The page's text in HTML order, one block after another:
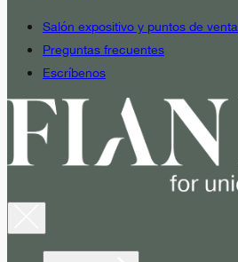
Salón expositivo y puntos de venta
Preguntas frecuentes
Escríbenos